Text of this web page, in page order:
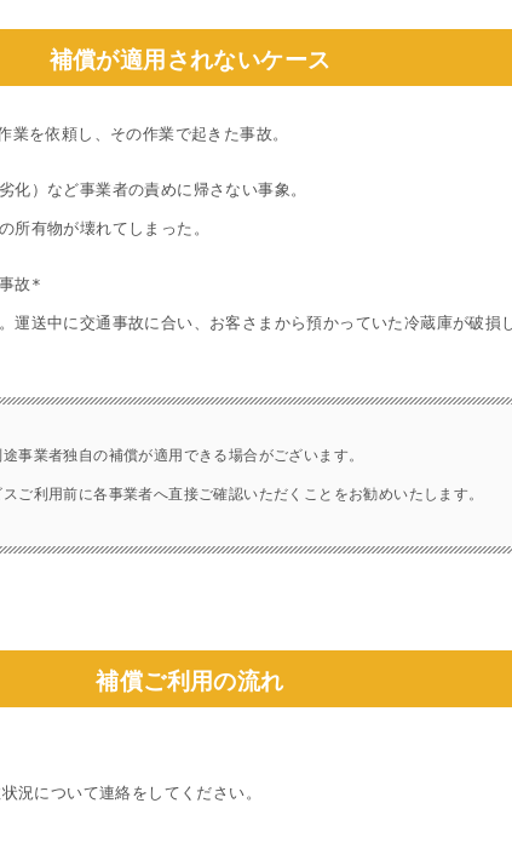
補償が適用されないケース
を依頼し、その作業で起きた事故。
化）など事業者の責めに帰さない事象。
所有物が壊れてしまった。
故*
運送中に交通事故に合い、お客さまから預かっていた冷蔵庫が破損
事業者独自の補償が適用できる場合がございます。
ご利用前に各事業者へ直接ご確認いただくことをお勧めいたします。
補償ご利用の流れ
況について連絡をしてください。